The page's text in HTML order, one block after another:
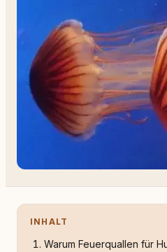
INHALT
Warum Feuerquallen für